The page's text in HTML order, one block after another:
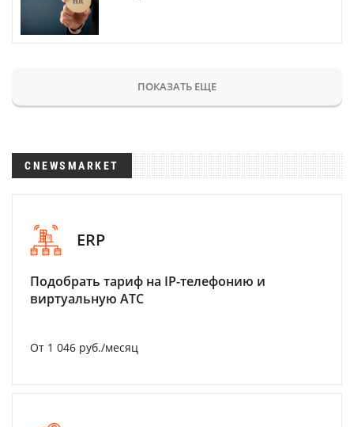
ПОКАЗАТЬ ЕЩЕ
CNEWSMARKET
ERP
Подобрать тариф на IP-телефонию и
виртуальную АТС
От 1 046 руб./месяц